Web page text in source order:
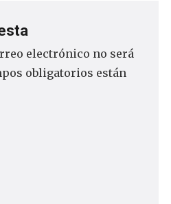
electrónico no será
obligatorios están